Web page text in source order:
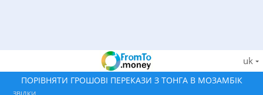
uk
ПОРІВНЯТИ ГРОШОВІ ПЕРЕКАЗИ З ТОНГА В МОЗАМБІК